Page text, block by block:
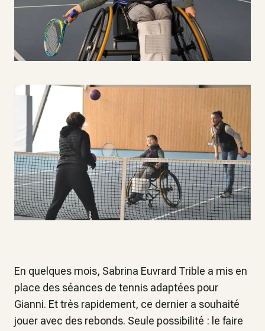
En quelques mois, Sabrina Euvrard Trible a mis en
place des séances de tennis adaptées pour
Gianni. Et très rapidement, ce dernier a souhaité
jouer avec des rebonds. Seule possibilité : le faire